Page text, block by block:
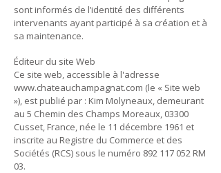
sont informés de l’identité des différents
intervenants ayant participé à sa création et à
sa maintenance.
Éditeur du site Web
Ce site web, accessible à l'adresse
www.chateauchampagnat.com (le « Site web
»), est publié par : Kim Molyneaux, demeurant
au 5 Chemin des Champs Moreaux, 03300
Cusset, France, née le 11 décembre 1961 et
inscrite au Registre du Commerce et des
Sociétés (RCS) sous le numéro 892 117 052 RM
03.